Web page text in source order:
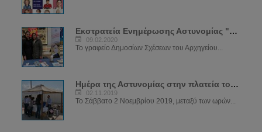
Εκστρατεία Ενημέρωσης Αστυνομίας "ΝΑ ΜΕ ΠΡΟΣΕΧΕΙΣ"
09.02.2020
Το γραφείο Δημοσίων Σχέσεων του Αρχηγείου...
Ημέρα της Αστυνομίας στην πλατεία του μεσαιωνικού κάστρου
02.11.2019
Το Σάββατο 2 Νοεμβρίου 2019, μεταξύ των ωρών...